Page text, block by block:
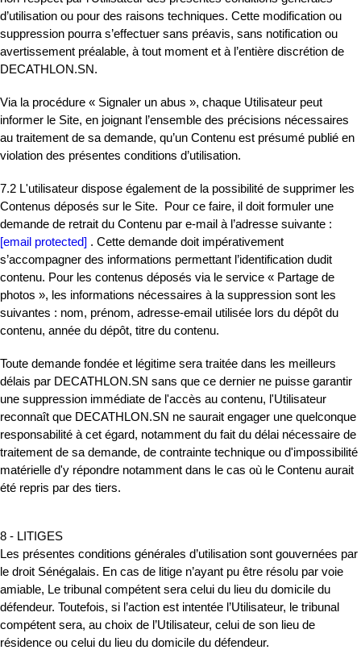
d’utilisation ou pour des raisons techniques. Cette modification ou
suppression pourra s’effectuer sans préavis, sans notification ou
avertissement préalable, à tout moment et à l’entière discrétion de
DECATHLON.SN.
Via la procédure « Signaler un abus », chaque Utilisateur peut
informer le Site, en joignant l’ensemble des précisions nécessaires
au traitement de sa demande, qu’un Contenu est présumé publié en
violation des présentes conditions d’utilisation.
7.2 L'utilisateur dispose également de la possibilité de supprimer les
Contenus déposés sur le Site. Pour ce faire, il doit formuler une
demande de retrait du Contenu par e-mail à l’adresse suivante :
[email protected] . Cette demande doit impérativement
s’accompagner des informations permettant l’identification dudit
contenu. Pour les contenus déposés via le service « Partage de
photos », les informations nécessaires à la suppression sont les
suivantes : nom, prénom, adresse-email utilisée lors du dépôt du
contenu, année du dépôt, titre du contenu.
Toute demande fondée et légitime sera traitée dans les meilleurs
délais par DECATHLON.SN sans que ce dernier ne puisse garantir
une suppression immédiate de l'accès au contenu, l'Utilisateur
reconnaît que DECATHLON.SN ne saurait engager une quelconque
responsabilité à cet égard, notamment du fait du délai nécessaire de
traitement de sa demande, de contrainte technique ou d'impossibilité
matérielle d'y répondre notamment dans le cas où le Contenu aurait
été repris par des tiers.
8 - LITIGES
Les présentes conditions générales d’utilisation sont gouvernées par
le droit Sénégalais. En cas de litige n’ayant pu être résolu par voie
amiable, Le tribunal compétent sera celui du lieu du domicile du
défendeur. Toutefois, si l’action est intentée l’Utilisateur, le tribunal
compétent sera, au choix de l’Utilisateur, celui de son lieu de
résidence ou celui du lieu du domicile du défendeur.